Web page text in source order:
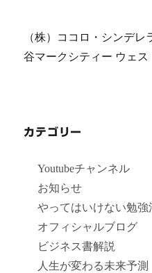
（株）ココロ・シンデ
谷マークシティー ウェス
カテゴリー
Youtubeチャンネル
お知らせ
やってはいけない勉強
オフィシャルブログ
ビジネス書解説
人生が変わる未来予測